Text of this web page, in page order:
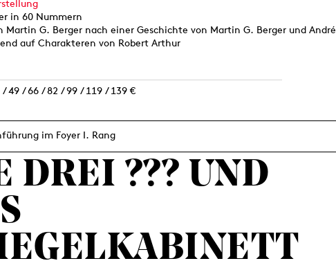
in 60 Nummern
Martin G. Berger nach einer Geschichte von Martin G. Berger und André
auf Charakteren von Robert Arthur
49 / 66 / 82 / 99 / 119 / 139 €
im Foyer I. Rang
DREI ??? UND